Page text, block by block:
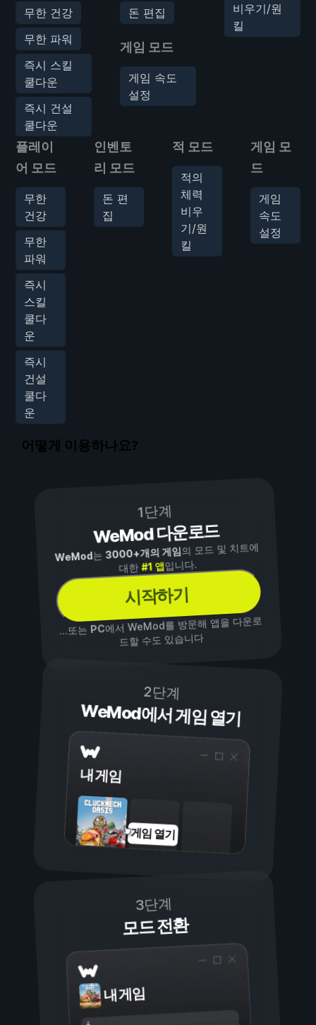
무한 건강
무한 파워
즉시 스킬
쿨다운
즉시 건설
쿨다운
돈 편집
게임 모드
게임 속도
설정
비우기/원
킬
플레이
어 모드
무한
건강
무한
파워
즉시
스킬
쿨다
운
즉시
건설
쿨다
운
인벤토
리 모드
돈 편
집
적 모드
적의
체력
비우
기/원
킬
게임 모
드
게임
속도
설정
어떻게 이용하나요?
1단계
WeMod 다운로드
WeMod는3000+개의 게임의 모드 및 치트에
대한#1 앱입니다.
시작하기
...또는PC에서 WeMod를 방문해 앱을 다운로
드할 수도 있습니다
2단계
WeMod에서 게임 열기
내 게임
게임 열기
3단계
모드 전환
내 게임